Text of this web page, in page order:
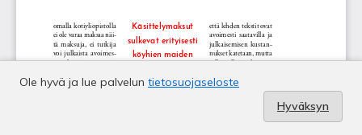
Ole hyvä ja lue palvelun tietosuojaseloste
Hyväksyn